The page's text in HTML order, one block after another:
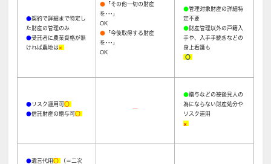
●契約で詳細まで特定し
た財産の管理のみ
●受託者に農業資格が無
ければ農地は ×
●「その他一切の財産
を･･･」
OK
●「今後取得する財産
を･･･」
OK
●管理対象財産の詳細特
定不要
●財産管理以外の戸籍入
手や、入手手続きなどの
身上看護も
〇
●リスク運用可 〇
●信託財産の贈与可 〇
―
●贈与などの被後見人の
為にならない財産処分や
リスク運用
×
●遺言代用〇
（＝二次